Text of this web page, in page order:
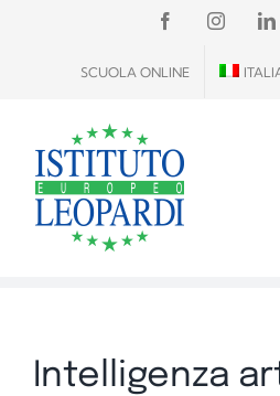
contenuto
FACEBOOK
SCUOLA ONLINE
Intelligenza